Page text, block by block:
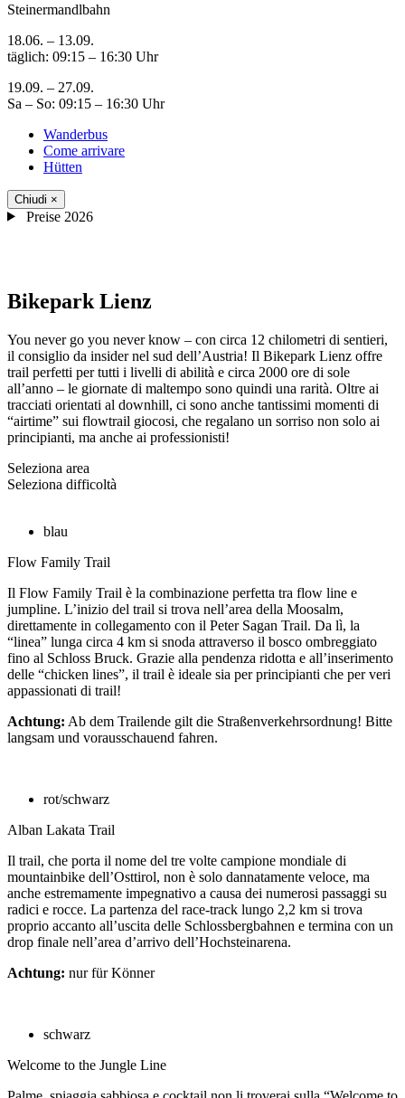
Steinermandlbahn
18.06. – 13.09.
täglich: 09:15 – 16:30 Uhr
19.09. – 27.09.
Sa – So: 09:15 – 16:30 Uhr
Wanderbus
Come arrivare
Hütten
Chiudi ×
Preise 2026
Bikepark Lienz
You never go you never know – con circa 12 chilometri di sentieri,
il consiglio da insider nel sud dell’Austria! Il Bikepark Lienz offre
trail perfetti per tutti i livelli di abilità e circa 2000 ore di sole
all’anno – le giornate di maltempo sono quindi una rarità. Oltre ai
tracciati orientati al downhill, ci sono anche tantissimi momenti di
“airtime” sui flowtrail giocosi, che regalano un sorriso non solo ai
principianti, ma anche ai professionisti!
Seleziona area
Seleziona difficoltà
blau
Flow Family Trail
Il Flow Family Trail è la combinazione perfetta tra flow line e
jumpline. L’inizio del trail si trova nell’area della Moosalm,
direttamente in collegamento con il Peter Sagan Trail. Da lì, la
“linea” lunga circa 4 km si snoda attraverso il bosco ombreggiato
fino al Schloss Bruck. Grazie alla pendenza ridotta e all’inserimento
delle “chicken lines”, il trail è ideale sia per principianti che per veri
appassionati di trail!
Achtung: Ab dem Trailende gilt die Straßenverkehrsordnung! Bitte
langsam und vorausschauend fahren.
rot/schwarz
Alban Lakata Trail
Il trail, che porta il nome del tre volte campione mondiale di
mountainbike dell’Osttirol, non è solo dannatamente veloce, ma
anche estremamente impegnativo a causa dei numerosi passaggi su
radici e rocce. La partenza del race-track lungo 2,2 km si trova
proprio accanto all’uscita delle Schlossbergbahnen e termina con un
drop finale nell’area d’arrivo dell’Hochsteinarena.
Achtung: nur für Könner
schwarz
Welcome to the Jungle Line